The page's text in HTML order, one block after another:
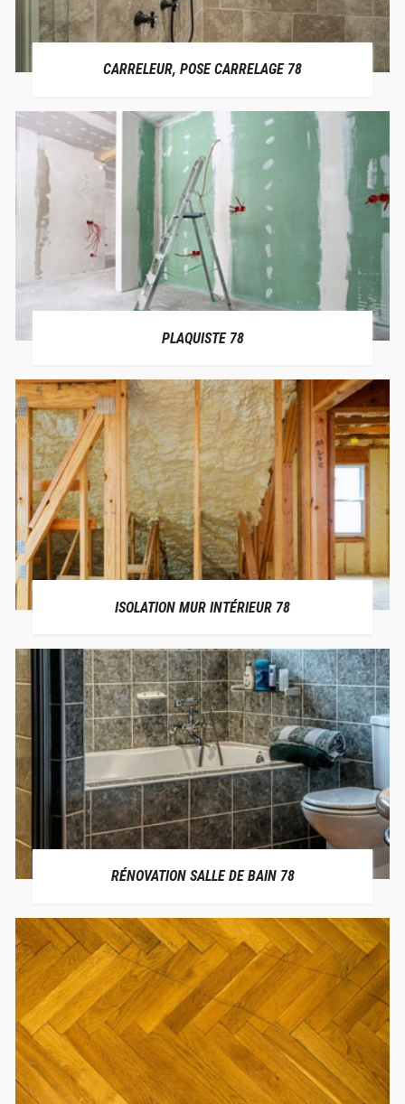
CARRELEUR, POSE CARRELAGE 78
PLAQUISTE 78
ISOLATION MUR INTÉRIEUR 78
RÉNOVATION SALLE DE BAIN 78